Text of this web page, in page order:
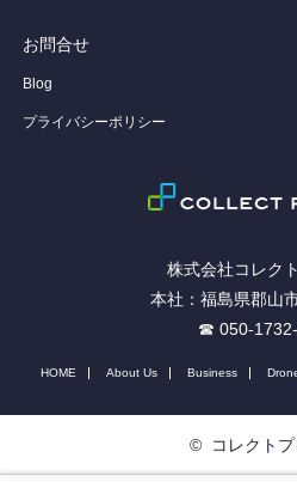
お問合せ
Blog
プライバシーポリシー
株式会社コレク
本社：福島県郡山
☎ 050-
HOME About Us Business
© コレクト